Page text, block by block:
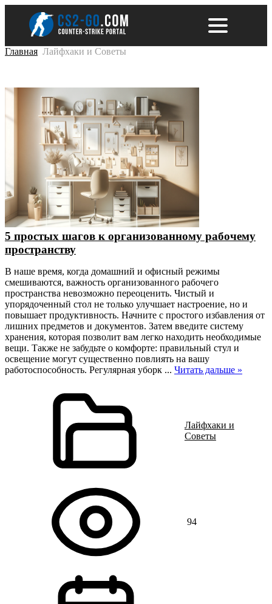
Главная Лайфхаки и Советы
5 простых шагов к организованному рабочему
пространству
В наше время, когда домашний и офисный режимы
смешиваются, важность организованного рабочего
пространства невозможно переоценить. Чистый и
упорядоченный стол не только улучшает настроение, но и
повышает продуктивность. Начните с простого избавления от
лишних предметов и документов. Затем введите систему
хранения, которая позволит вам легко находить необходимые
вещи. Также не забудьте о комфорте: правильный стул и
освещение могут существенно повлиять на вашу
работоспособность. Регулярная уборк ... Читать дальше »
Лайфхаки и
Советы
94